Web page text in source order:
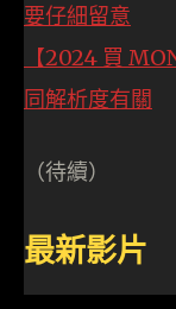
要仔細留意
【2024 買
同解析度有關
（待續）
最新影片